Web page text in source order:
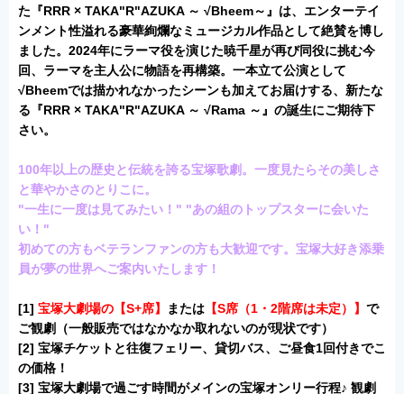
た『RRR × TAKA"R"AZUKA ～ √Bheem～』は、エンターテイ
ンメント性溢れる豪華絢爛なミュージカル作品として絶賛を博し
ました。2024年にラーマ役を演じた暁千星が再び同役に挑む今
回、ラーマを主人公に物語を再構築。一本立て公演として
√Bheemでは描かれなかったシーンも加えてお届けする、新たな
る『RRR × TAKA"R"AZUKA ～ √Rama ～』の誕生にご期待下
さい。
100年以上の歴史と伝統を誇る宝塚歌劇。一度見たらその美しさ
と華やかさのとりこに。
"一生に一度は見てみたい！" "あの組のトップスターに会いた
い！"
初めての方もベテランファンの方も大歓迎です。宝塚大好き添乗
員が夢の世界へご案内いたします！
[1] 宝塚大劇場の【S+席】 または 【S席（1・2階席は未定）】 で
ご観劇（一般販売ではなかなか取れないのが現状です）
[2] 宝塚チケットと往復フェリー、貸切バス、ご昼食1回付きでこ
の価格！
[3] 宝塚大劇場で過ごす時間がメインの宝塚オンリー行程♪ 観劇